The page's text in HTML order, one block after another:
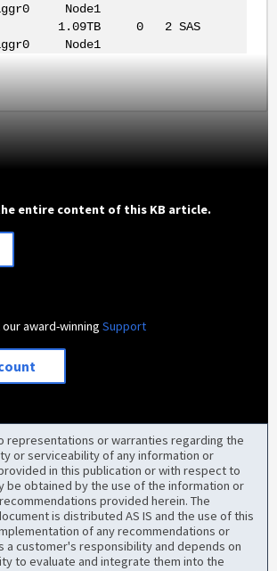
Node1
0 2 SAS
Node1
entire content of this KB article.
award-winningSupport
representations or warranties regarding the
or serviceability of any information or
in this publication or with respect to
be obtained by the use of the information or
provided herein. The
is distributed AS IS and the use of this
of any recommendations or
a customer's responsibility and depends on
to evaluate and integrate them into the